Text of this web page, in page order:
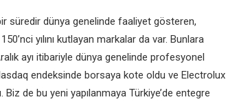
bir süredir dünya genelinde faaliyet gösteren,
yılını kutlayan markalar da var. Bunlara
ayı itibariyle dünya genelinde profesyonel
endeksinde borsaya kote oldu ve Electrolux
de bu yeni yapılanmaya Türkiye’de entegre